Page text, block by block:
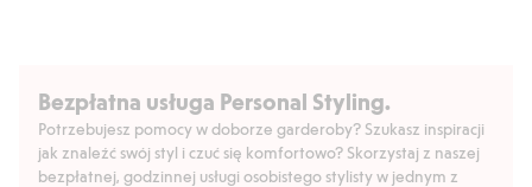
Bezpłatna usługa Personal Styling.
Potrzebujesz pomocy w doborze garderoby? Szukasz inspiracji
jak znaleźć swój styl i czuć się komfortowo? Skorzystaj z naszej
bezpłatnej, godzinnej usługi osobistego stylisty w jednym z